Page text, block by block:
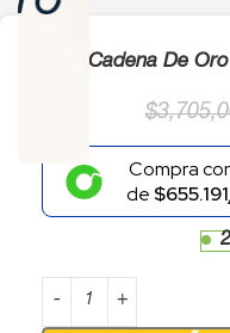
Cadena De
$
Compra
de